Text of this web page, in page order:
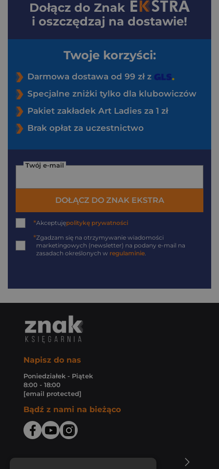
Dołącz do Znak
i oszczędzaj na dostawie!
Twoje korzyści:
Darmowa dostawa od 99 zł z
Specjalne zniżki tylko dla klubowiczów
Pakiet zakładek Art Ladies za 1 zł
Brak opłat za uczestnictwo
Twój e-mail
DOŁĄCZ DO ZNAK EKSTRA
*Akceptujępolitykę prywatności
*Zgadzam się na otrzymywanie wiadomości
marketingowych (newsletter) na podany e-mail na
zasadach określonych w regulaminie.
Napisz do nas
Poniedziałek - Piątek
8:00 - 18:00
[email protected]
Bądź z nami na bieżąco